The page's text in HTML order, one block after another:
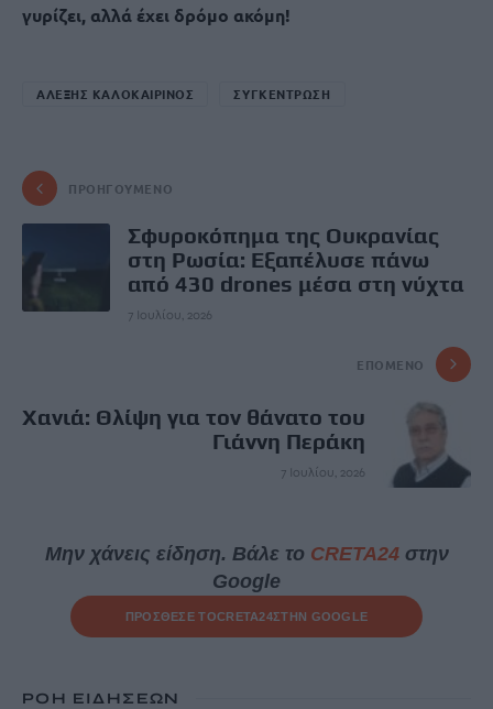
γυρίζει, αλλά έχει δρόμο ακόμη!
ΑΛΕΞΗΣ ΚΑΛΟΚΑΙΡΙΝΟΣ ΣΥΓΚΕΝΤΡΩΣΗ
ΠΡΟΗΓΟΎΜΕΝΟ
Σφυροκόπημα της Ουκρανίας
στη Ρωσία: Εξαπέλυσε πάνω
από 430 drones μέσα στη νύχτα
7 Ιουλίου, 2026
ΕΠΌΜΕΝΟ
Χανιά: Θλίψη για τον θάνατο του
Γιάννη Περάκη
7 Ιουλίου, 2026
Μην χάνεις είδηση. Βάλε το CRETA24στην
Google
ΠΡΟΣΘΕΣΕ ΤΟCRETA24ΣΤΗΝ GOOGLE
ΡΟΗ ΕΙΔΗΣΕΩΝ